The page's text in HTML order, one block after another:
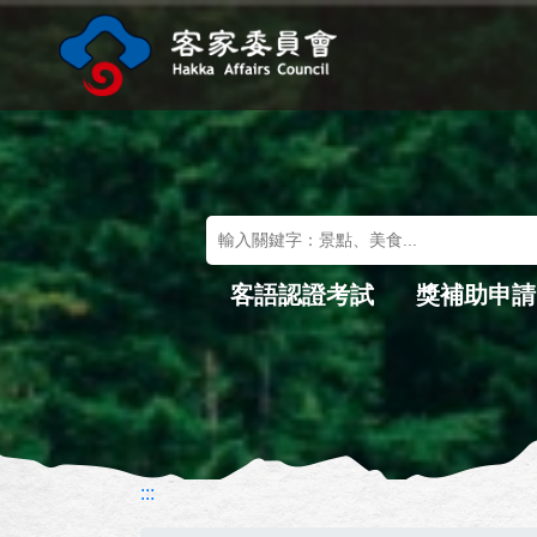
進入內容區塊
關鍵字搜尋
客語認證考試 獎補助申請
:::